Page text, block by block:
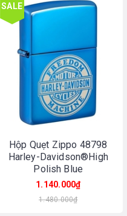
SALE
Hộp Quẹt Zippo 48798
Harley-Davidson®High
Polish Blue
1.140.000₫
1.480.000₫